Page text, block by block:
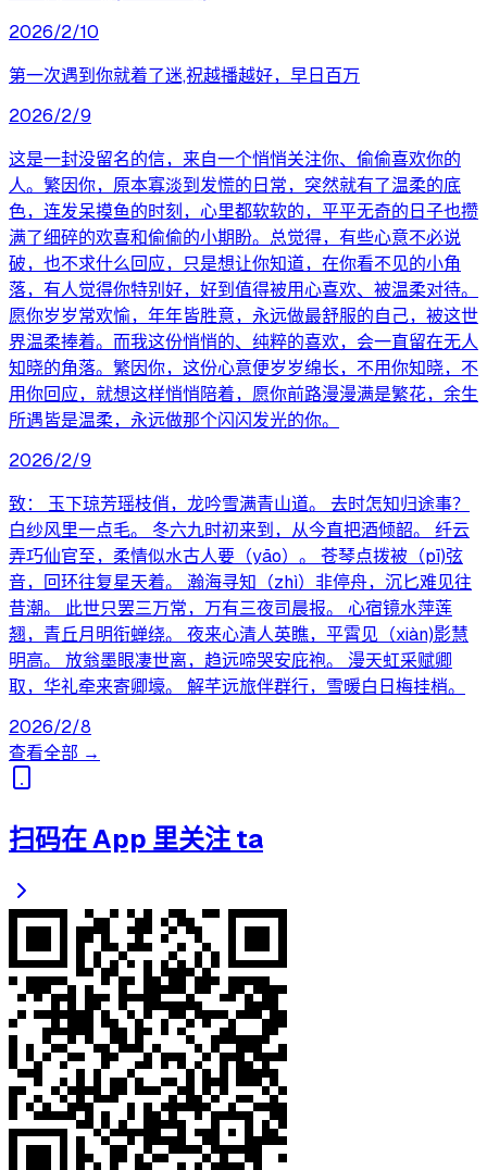
2026/2/10
第一次遇到你就着了迷,祝越播越好，早日百万
2026/2/9
这是一封没留名的信，来自一个悄悄关注你、偷偷喜欢你的
人。繁因你，原本寡淡到发慌的日常，突然就有了温柔的底
色，连发呆摸鱼的时刻，心里都软软的，平平无奇的日子也攒
满了细碎的欢喜和偷偷的小期盼。总觉得，有些心意不必说
破，也不求什么回应，只是想让你知道，在你看不见的小角
落，有人觉得你特别好，好到值得被用心喜欢、被温柔对待。
愿你岁岁常欢愉，年年皆胜意，永远做最舒服的自己，被这世
界温柔捧着。而我这份悄悄的、纯粹的喜欢，会一直留在无人
知晓的角落。繁因你，这份心意便岁岁绵长，不用你知晓，不
用你回应，就想这样悄悄陪着，愿你前路漫漫满是繁花，余生
所遇皆是温柔，永远做那个闪闪发光的你。
2026/2/9
致： 玉下琼芳瑶枝俏，龙吟雪满青山道。 去时怎知归途事？
白纱风里一点毛。 冬六九时初来到，从今直把酒倾韶。 纤云
弄巧仙官至，柔情似水古人要（yāo）。 苍琴点拨被（pī)弦
音，回环往复星天着。 瀚海寻知（zhì）非停舟，沉匕难见往
昔潮。 此世只罢三万常，万有三夜司晨报。 心宿镜水萍莲
翘，青丘月明衔蝉绕。 夜来心清人英瞧，平霄见（xiàn)影慧
明高。 放翁墨眼凄世离，趋远啼哭安庇袍。 漫天虹采赋卿
取，华礼牵来寄卿壕。 解芊远旅伴群行，雪暖白日梅挂梢。
2026/2/8
查看全部 →
扫码在 App 里关注 ta